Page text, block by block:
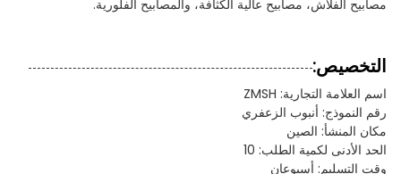
مصابيح الفلاش، مصابيح عالية الكثافة، والمصابيح الفلورية.
التخصيص:
اسم العلامة التجارية: ZMSH
رقم النموذج: أنبوب الزعفري
مكان المنشأ: الصين
الحد الأدنى لكمية الطلب: 10
وقت التسليم: أسبوعان